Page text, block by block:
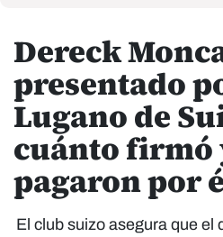
Dereck
presentado
Lugano de
cuánto firmó
pagaron por
El club suizo asegura que el